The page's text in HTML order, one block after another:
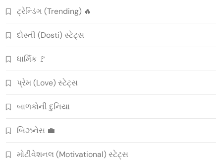
ટ્રેન્ડિંગ (Trending) 🔥
દોસ્તી (Dosti) સ્ટેટ્સ
ધાર્મિક 🚩
પ્રેમ (Love) સ્ટેટ્સ
બાળકોની દુનિયા
બિઝનેસ 💼
મોટીવેશનલ (Motivational) સ્ટેટ્સ